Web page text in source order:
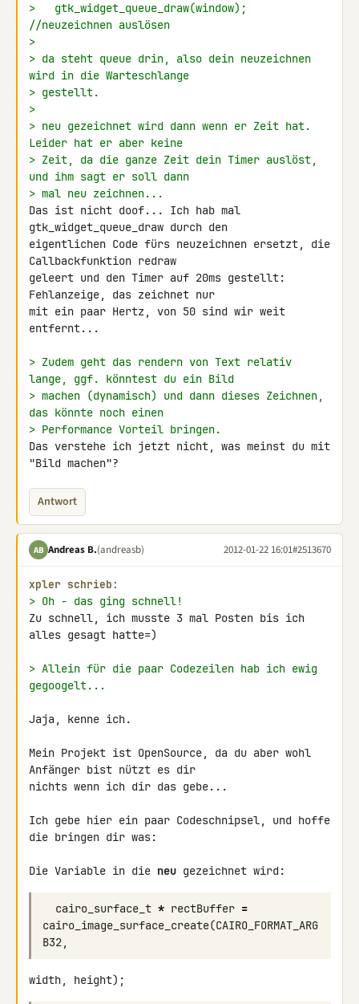
>   gtk_widget_queue_draw(window);
//neuzeichnen auslösen
>
> da steht queue drin, also dein neuzeichnen
wird in die Warteschlange
> gestellt.
>
> neu gezeichnet wird dann wenn er Zeit hat.
Leider hat er aber keine
> Zeit, da die ganze Zeit dein Timer auslöst,
und ihm sagt er soll dann
> mal neu zeichnen...
Das ist nicht doof... Ich hab mal
gtk_widget_queue_draw durch den
eigentlichen Code fürs neuzeichnen ersetzt, die
Callbackfunktion redraw
geleert und den Timer auf 20ms gestellt:
Fehlanzeige, das zeichnet nur
mit ein paar Hertz, von 50 sind wir weit
entfernt...
> Zudem geht das rendern von Text relativ
lange, ggf. könntest du ein Bild
> machen (dynamisch) und dann dieses Zeichnen,
das könnte noch einen
> Performance Vorteil bringen.
Das verstehe ich jetzt nicht, was meinst du mit
"Bild machen"?
Antwort
AB Andreas B.(andreasb) 2012-01-22 16:01#2513670
xpler schrieb:
> Oh - das ging schnell!
Zu schnell, ich musste 3 mal Posten bis ich
alles gesagt hatte=)
> Allein für die paar Codezeilen hab ich ewig
gegoogelt...
Jaja, kenne ich.
Mein Projekt ist OpenSource, da du aber wohl
Anfänger bist nützt es dir
nichts wenn ich dir das gebe...
Ich gebe hier ein paar Codeschnipsel, und hoffe
die bringen dir was:
Die Variable in die neu gezeichnet wird:
cairo_surface_t * rectBuffer =
cairo_image_surface_create(CAIRO_FORMAT_ARG
B32,
width, height);